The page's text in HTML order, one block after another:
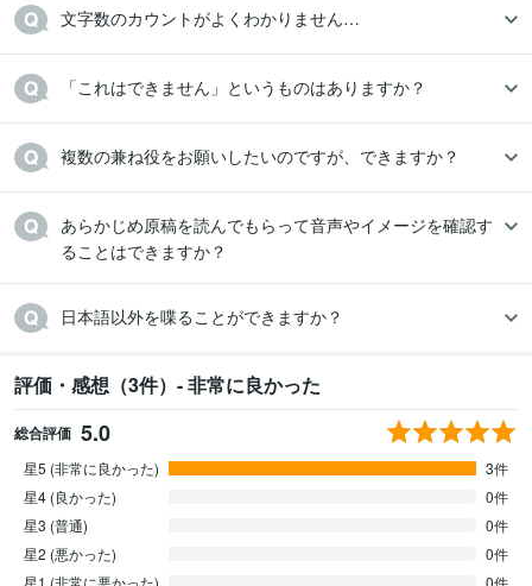
文字数のカウントがよくわかりません…
「これはできません」というものはありますか？
複数の兼ね役をお願いしたいのですが、できますか？
あらかじめ原稿を読んでもらって音声やイメージを確認す
ることはできますか？
日本語以外を喋ることができますか？
評価・感想（3件）- 非常に良かった
総合評価 5.0
星5 (非常に良かった)
3件
星4 (良かった)
0件
星3 (普通)
0件
星2 (悪かった)
0件
星1 (非常に悪かった)
0件